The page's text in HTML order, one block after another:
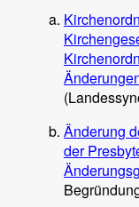
Änderung
der